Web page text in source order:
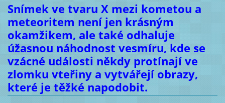
Snímek ve tvaru X mezi kometou a
meteoritem není jen krásným
okamžikem, ale také odhaluje
úžasnou náhodnost vesmíru, kde se
vzácné události někdy protínají ve
zlomku vteřiny a vytvářejí obrazy,
které je těžké napodobit.